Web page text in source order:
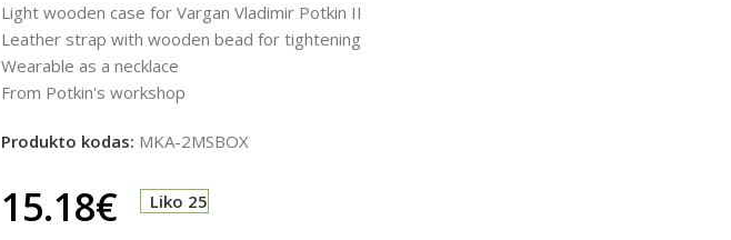
Light wooden case for Vargan Vladimir Potkin II
Leather strap with wooden bead for tightening
Wearable as a necklace
From Potkin's workshop
Produkto kodas: MKA-2MSBOX
15.18€ Liko 25